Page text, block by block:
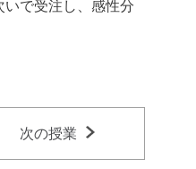
で受注し、感性分
次の授業